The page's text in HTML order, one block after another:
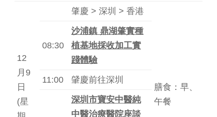
12
月9
日
(星
肇慶 > 深圳 > 香港
膳食：早、
午餐
08:30
沙浦鎮 鼎湖肇實種
植基地採收加工實
踐體驗
11:00 肈慶前往深圳
深圳市寶安中醫純
中醫治療醫院座談